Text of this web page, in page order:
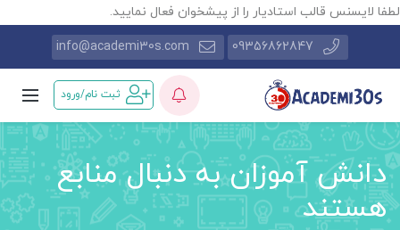
لطفا لایسنس قالب استادیار را از پیشخوان فعال نمایید.
09356862847
info@academi30s.com
ثبت نام/ورود
دانش آموزان به دنبال منابع
هستند